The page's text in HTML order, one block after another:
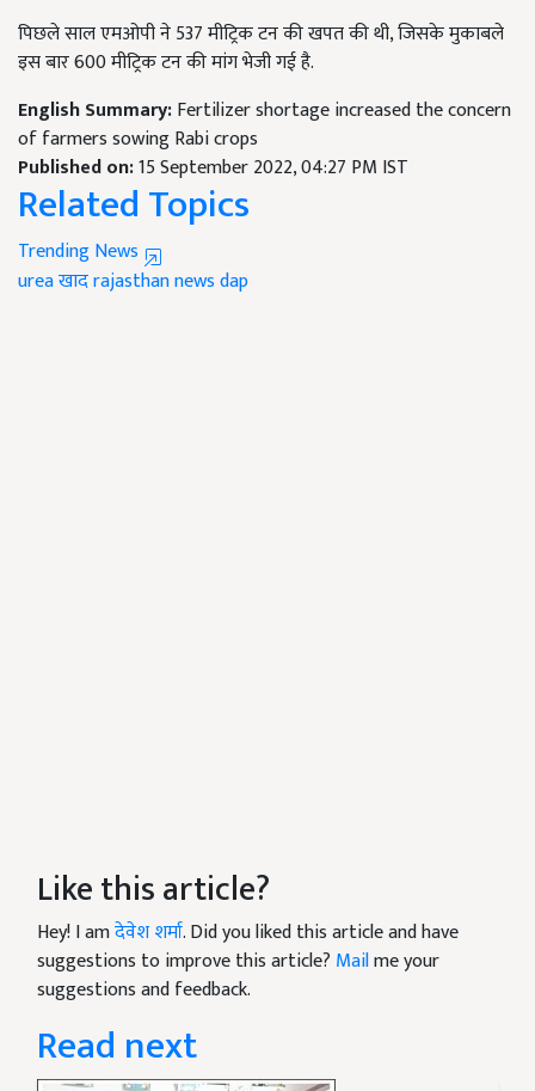
पिछले साल एमओपी ने 537 मीट्रिक टन की खपत की थी, जिसके मुकाबले
इस बार 600 मीट्रिक टन की मांग भेजी गई है.
English Summary:Fertilizer shortage increased the concern
of farmers sowing Rabi crops
Published on:15 September 2022, 04:27 PM IST
Related Topics
Trending News
ureaखादrajasthan newsdap
Like this article?
Hey! I amदेवेश शर्मा. Did you liked this article and have
suggestions to improve this article? Mailme your
suggestions and feedback.
Read next